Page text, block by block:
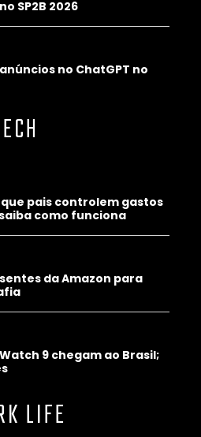
SP2B 2026
no ChatGPT no
pais controlem gastos
como funciona
da Amazon para
9 chegam ao Brasil;
LIFE